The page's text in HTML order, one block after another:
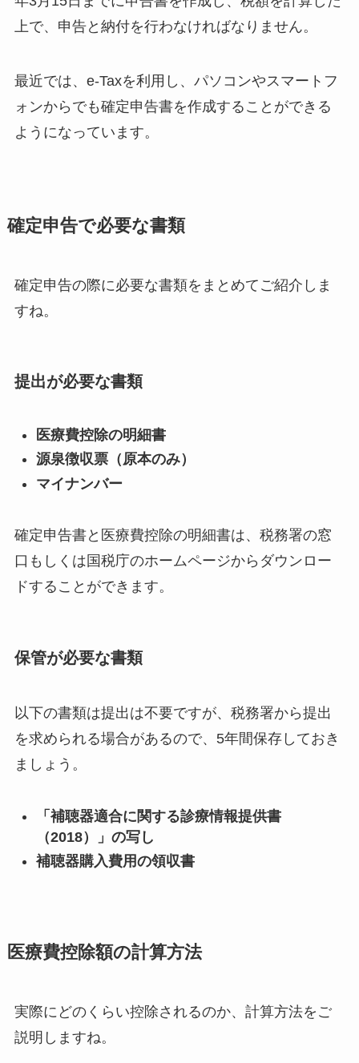
上で、申告と納付を行わなければなりません。
最近では、e-Taxを利用し、パソコンやスマートフ
ォンからでも確定申告書を作成することができる
ようになっています。
確定申告で必要な書類
確定申告の際に必要な書類をまとめてご紹介しま
すね。
提出が必要な書類
医療費控除の明細書
源泉徴収票（原本のみ）
マイナンバー
確定申告書と医療費控除の明細書は、税務署の窓
口もしくは国税庁のホームページからダウンロー
ドすることができます。
保管が必要な書類
以下の書類は提出は不要ですが、税務署から提出
を求められる場合があるので、5年間保存しておき
ましょう。
「補聴器適合に関する診療情報提供書
（2018）」の写し
補聴器購入費用の領収書
医療費控除額の計算方法
実際にどのくらい控除されるのか、計算方法をご
説明しますね。